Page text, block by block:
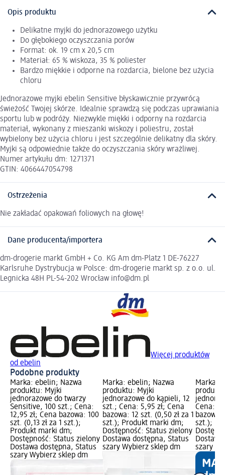
Opis produktu
Delikatne myjki do jednorazowego użytku
Do głębokiego oczyszczania porów
Format: ok. 19 cm x 20,5 cm
Materiał: 65 % wiskoza, 35 % poliester
Bardzo miękkie i odporne na rozdarcia, bielone bez użycia
chloru
Jednorazowe myjki ebelin Sensitive błyskawicznie przywrócą
świeżość Twojej skórze. Idealnie sprawdzą się podczas uprawiania
sportu lub w podróży. Niezwykle miękki i odporny na rozdarcia
materiał, wykonany z mieszanki wiskozy i poliestru, został
wybielony bez użycia chloru i jest szczególnie delikatny dla skóry.
Myjki są odpowiednie także do oczyszczania skóry wrażliwej.
Numer artykułu dm: 1271371
GTIN: 4066447054798
Ostrzeżenia
Nie zakładać opakowań foliowych na głowę!
Dane producenta/importera
dm-drogerie markt GmbH + Co. KG Am dm-Platz 1 DE-76227
Karlsruhe Dystrybucja w Polsce: dm-drogerie markt sp. z o.o. ul.
Legnicka 48H PL-54-202 Wrocław info@dm.pl
Więcej produktów
od ebelin
Podobne produkty
Marka: ebelin; Nazwa
produktu: Myjki
jednorazowe do twarzy
Sensitive, 100 szt.; Cena:
12,95 zł; Cena bazowa: 100
szt. (0,13 zł za 1 szt.);
Produkt marki dm;
Dostępność: Status zielony
Dostawa dostępna, Status
szary Wybierz sklep dm
Marka: ebelin; Nazwa
produktu: Myjki
jednorazowe do kąpieli, 12
szt.; Cena: 5,95 zł; Cena
bazowa: 12 szt. (0,50 zł za 1
szt.); Produkt marki dm;
Dostępność: Status zielony
Dostawa dostępna, Status
szary Wybierz sklep dm
Marka:
Cena:
bazowa:
szt.);
szary